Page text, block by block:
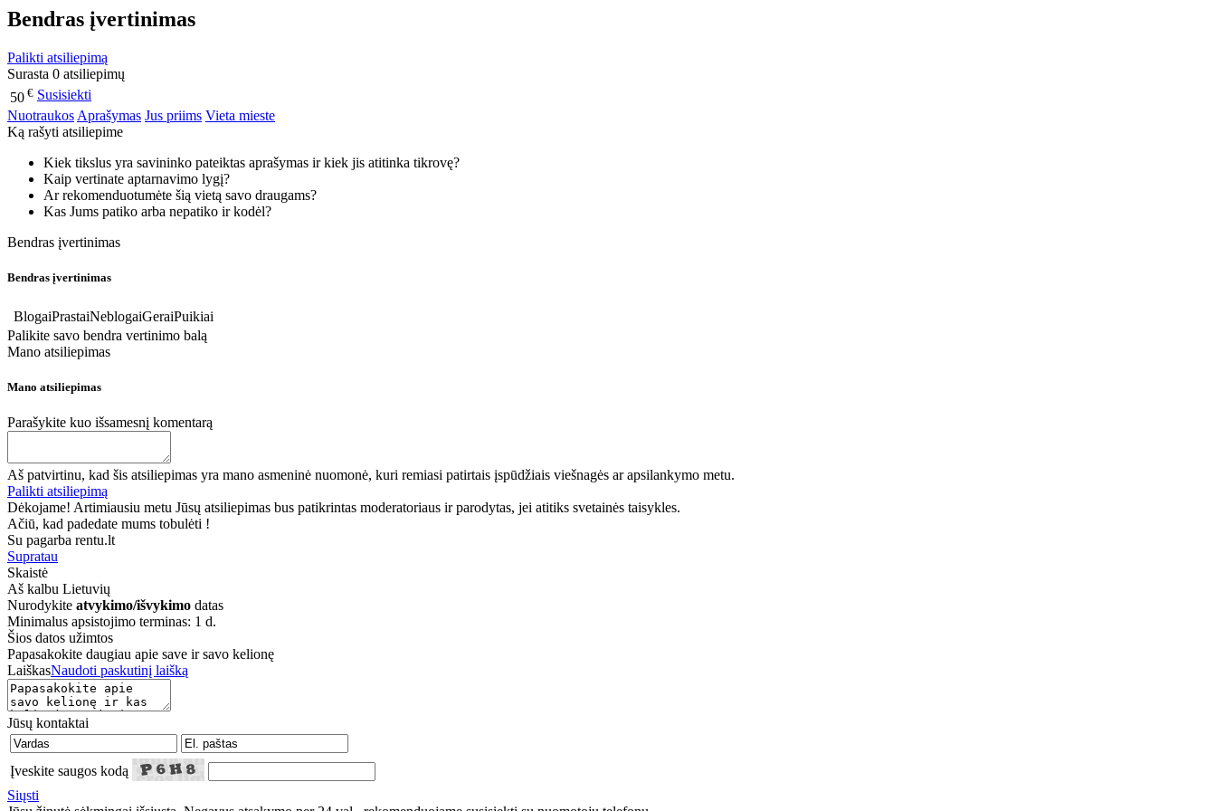
Bendras įvertinimas
Palikti atsiliepimą
Surasta 0 atsiliepimų
50 € Susisiekti
Nuotraukos Aprašymas Jus priims Vieta mieste
Ką rašyti atsiliepime
Kiek tikslus yra savininko pateiktas aprašymas ir kiek jis atitinka tikrovę?
Kaip vertinate aptarnavimo lygį?
Ar rekomenduotumėte šią vietą savo draugams?
Kas Jums patiko arba nepatiko ir kodėl?
Bendras įvertinimas
Bendras įvertinimas
BlogaiPrastaiNeblogaiGeraiPuikiai
Palikite savo bendra vertinimo balą
Mano atsiliepimas
Mano atsiliepimas
Parašykite kuo išsamesnį komentarą
Aš patvirtinu, kad šis atsiliepimas yra mano asmeninė nuomonė, kuri remiasi patirtais įspūdžiais viešnagės ar apsilankymo metu.
Palikti atsiliepimą
Dėkojame! Artimiausiu metu Jūsų atsiliepimas bus patikrintas moderatoriaus ir parodytas, jei atitiks svetainės taisykles.
Ačiū, kad padedate mums tobulėti !
Su pagarba rentu.lt
Supratau
Skaistė
Aš kalbu Lietuvių
Nurodykite atvykimo/išvykimo datas
Minimalus apsistojimo terminas: 1 d.
Šios datos užimtos
Papasakokite daugiau apie save ir savo kelionę
LaiškasNaudoti paskutinį laišką
Jūsų kontaktai
Įveskite saugos kodą
Siųsti